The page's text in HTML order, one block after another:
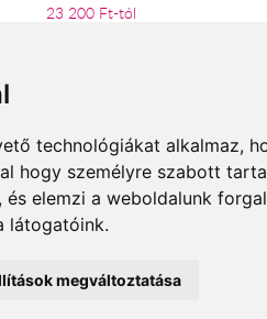
technológiákat alkalmaz,
hogy személyre szabott
elemzi a weboldalunk
látogatóink.
megváltoztatása
23 200 Ft-tól